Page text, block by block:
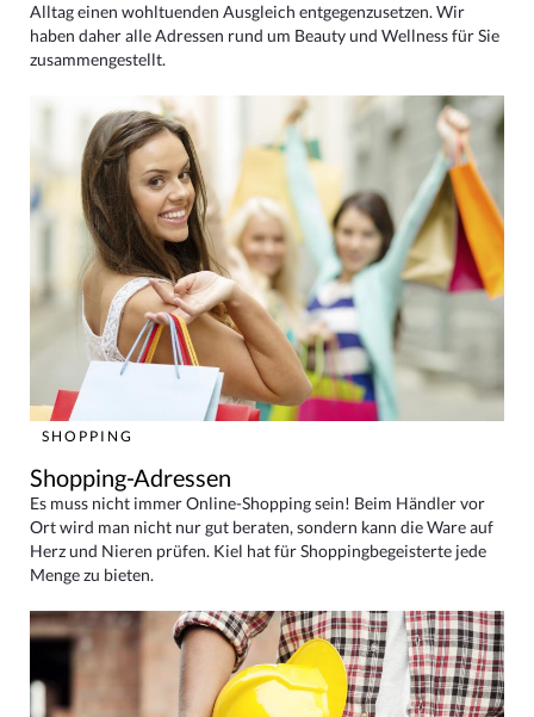
Alltag einen wohltuenden Ausgleich entgegenzusetzen. Wir
haben daher alle Adressen rund um Beauty und Wellness für Sie
zusammengestellt.
SHOPPING
Shopping-Adressen
Es muss nicht immer Online-Shopping sein! Beim Händler vor
Ort wird man nicht nur gut beraten, sondern kann die Ware auf
Herz und Nieren prüfen. Kiel hat für Shoppingbegeisterte jede
Menge zu bieten.